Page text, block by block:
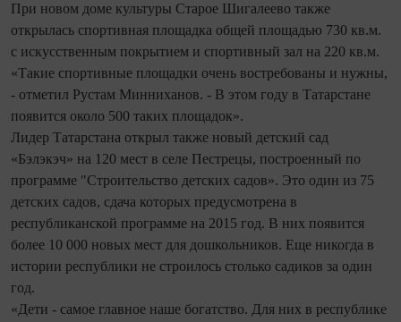
При новом доме культуры Старое Шигалеево также
открылась спортивная площадка общей площадью 730 кв.м.
с искусственным покрытием и спортивный зал на 220 кв.м.
«Такие спортивные площадки очень востребованы и нужны,
- отметил Рустам Минниханов. - В этом году в Татарстане
появится около 500 таких площадок».
Лидер Татарстана открыл также новый детский сад
«Бэлэкэч» на 120 мест в селе Пестрецы, построенный по
программе "Строительство детских садов». Это один из 75
детских садов, сдача которых предусмотрена в
республиканской программе на 2015 год. В них появится
более 10 000 новых мест для дошкольников. Еще никогда в
истории республики не строилось столько садиков за один
год.
«Дети - самое главное наше богатство. Для них в республике